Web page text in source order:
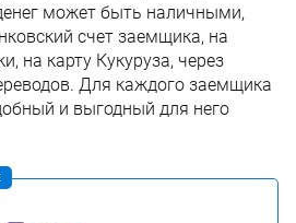
может быть наличными,
счет заемщика, на
на карту Кукуруза, через
Для каждого заемщика
и выгодный для него